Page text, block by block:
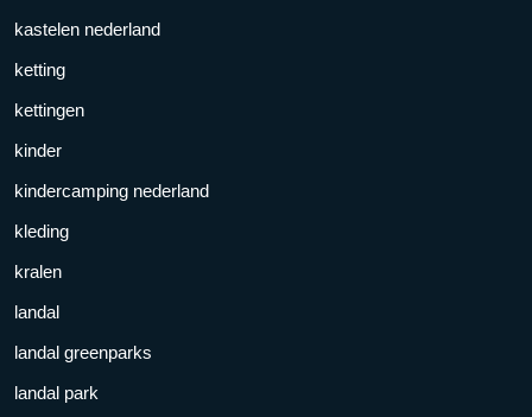
kastelen nederland
ketting
kettingen
kinder
kindercamping nederland
kleding
kralen
landal
landal greenparks
landal park